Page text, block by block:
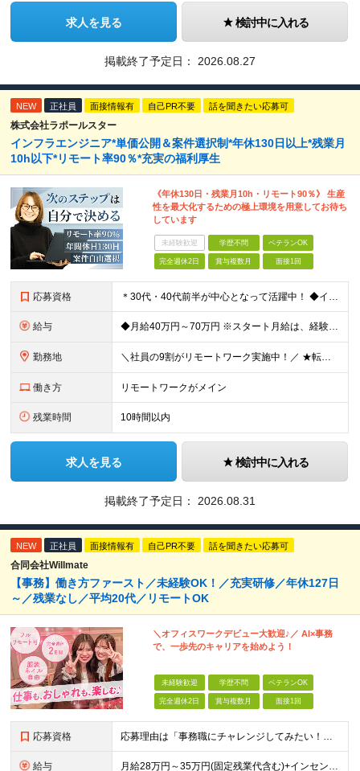
求人を見る 検討中に入れる
掲載終了予定日： 2026.08.27
NEW 正社員 面接情報有 自己PR不要 話を聞きたい応募可
株式会社ラポールスター
インフラエンジニア*単価公開＆案件選択制*年休130日以上*残業月
10h以下*リモート率90％*充実の福利厚生
《年休130日・残業月10h・リモート90％》 生産
性を最大化するための極上環境を用意してお待ち
しています
未経験歓迎 学歴不問 ベテランOK
完全週休2日 賞与複数月 面接1回
応募資格 ＊30代・40代前半が中心となって活躍中！ ◆インフラ（サーバー・ネットワーク・クラウド等）の設計、構築、テストいずれかの実務経験3年以上 ◆学歴不問 ★求める人物像： ◎他責ではなく、自身のキャ
給与 ◆月給40万円～70万円 ※スタート月給は、経験・能力・前職の給与等を考慮の上で決定いたします。 ※上記金額には残業の有無に関わらず、 月30時間分の固定残業代（7万6,000円～13万3,000円
勤務地 ＼社員の9割がリモートワーク実施中！／ ★転勤ナシ！ ★UIターン歓迎！ 関東、関西、東海、九州・中国エリアの各プロジェクト先から希望を優先して決定。 ※リモート案件も多数あり！ ◆関東エリア
働き方 リモートワークがメイン
残業時間 10時間以内
求人を見る 検討中に入れる
掲載終了予定日： 2026.08.31
NEW 正社員 面接情報有 自己PR不要 話を聞きたい応募可
合同会社Willmate
【事務】働き方ファースト／未経験OK！／充実研修／年休127日
～／残業なし／平均20代／リモートOK
＼オフィスワークデビュー大歓迎♪／ AI×事務
で、一歩先のキャリアを始めよう！
未経験歓迎 学歴不問 ベテランOK
完全週休2日 賞与複数月 面接1回
応募資格 応募理由は「事務職にチャレンジしてみたい！」でOK！ #学歴不問 #未経験OK #第二新卒歓迎 ★1つでも当てはまれば、マッチング率高め★ □ オフィスワークデビューしたい方 □ 人をサポートする
給与 月給28万円～35万円(固定残業代含む)+インセンティブ＋各種手当 ※経験・能力等を考慮の上、決定します。 ※残業はほとんどありませんが、発生した場合は時間外手当を100％支給します。 【固定残業